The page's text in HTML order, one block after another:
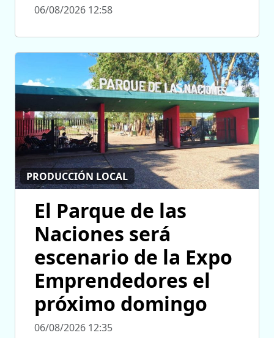
06/08/2026 12:58
PRODUCCIÓN LOCAL
El Parque de las
Naciones será
escenario de la Expo
Emprendedores el
próximo domingo
06/08/2026 12:35